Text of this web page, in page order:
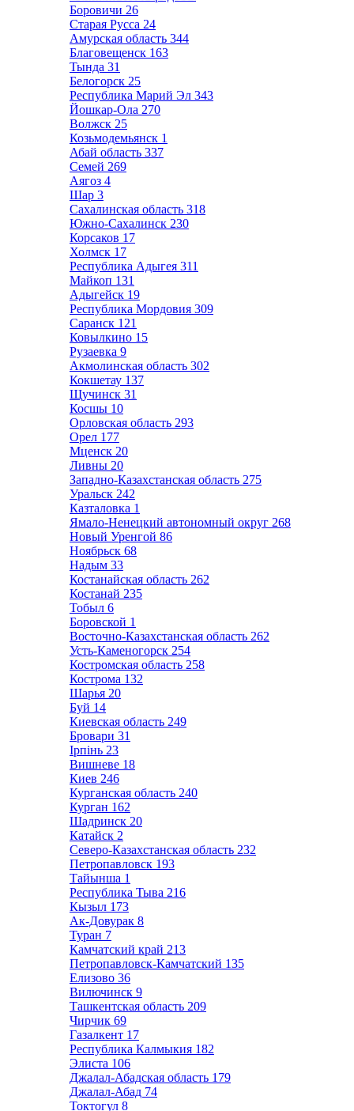
Боровичи 26
Старая Русса 24
Амурская область 344
Благовещенск 163
Тында 31
Белогорск 25
Республика Марий Эл 343
Йошкар-Ола 270
Волжск 25
Козьмодемьянск 1
Абай область 337
Семей 269
Аягоз 4
Шар 3
Сахалинская область 318
Южно-Сахалинск 230
Корсаков 17
Холмск 17
Республика Адыгея 311
Майкоп 131
Адыгейск 19
Республика Мордовия 309
Саранск 121
Ковылкино 15
Рузаевка 9
Акмолинская область 302
Кокшетау 137
Щучинск 31
Косшы 10
Орловская область 293
Орел 177
Мценск 20
Ливны 20
Западно-Казахстанская область 275
Уральск 242
Казталовка 1
Ямало-Ненецкий автономный округ 268
Новый Уренгой 86
Ноябрьск 68
Надым 33
Костанайская область 262
Костанай 235
Тобыл 6
Боровской 1
Восточно-Казахстанская область 262
Усть-Каменогорск 254
Костромская область 258
Кострома 132
Шарья 20
Буй 14
Киевская область 249
Бровари 31
Ірпінь 23
Вишневе 18
Киев 246
Курганская область 240
Курган 162
Шадринск 20
Катайск 2
Северо-Казахстанская область 232
Петропавловск 193
Тайынша 1
Республика Тыва 216
Кызыл 173
Ак-Довурак 8
Туран 7
Камчатский край 213
Петропавловск-Камчатский 135
Елизово 36
Вилючинск 9
Ташкентская область 209
Чирчик 69
Газалкент 17
Республика Калмыкия 182
Элиста 106
Джалал-Абадская область 179
Джалал-Абад 74
Токтогул 8